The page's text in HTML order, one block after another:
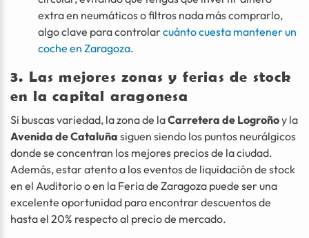
extra en neumáticos o filtros nada más comprarlo,
algo clave para controlarcuánto cuesta mantener un
coche en Zaragoza.
3. Las mejores zonas y ferias de stock
en la capital aragonesa
Si buscas variedad, la zona de laCarretera de Logroñoy la
Avenida de Cataluña siguen siendo los puntos neurálgicos
donde se concentran los mejores precios de la ciudad.
Además, estar atento a los eventos de liquidación de stock
en el Auditorio o en la Feria de Zaragoza puede ser una
excelente oportunidad para encontrar descuentos de
hasta el 20% respecto al precio de mercado.